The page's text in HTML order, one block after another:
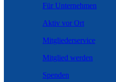
Für Unternehmen
Aktiv vor Ort
Mitgliederservice
Mitglied werden
Spenden